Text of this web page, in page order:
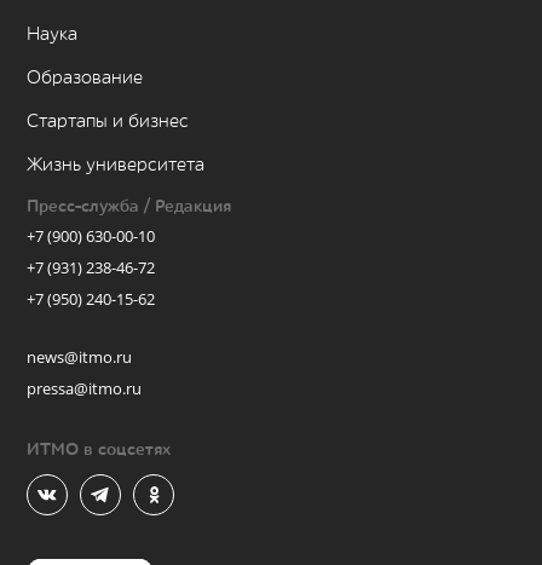
Наука
Образование
Стартапы и бизнес
Жизнь университета
Пресс-служба / Редакция
+7 (900) 630-00-10
+7 (931) 238-46-72
+7 (950) 240-15-62
news@itmo.ru
pressa@itmo.ru
ИТМО в соцсетях